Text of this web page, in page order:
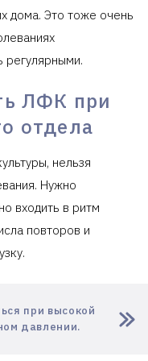
дома. Это тоже очень
регулярными.
ЛФК при
отдела
нельзя
Нужно
входить в ритм
повторов и
при высокой
давлении.